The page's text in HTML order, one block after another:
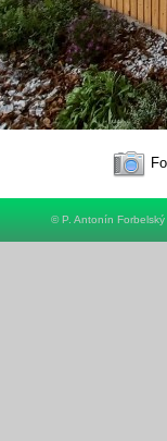
© P. Antonín